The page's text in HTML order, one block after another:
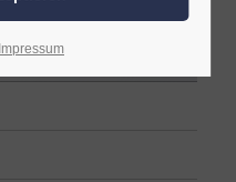
Impressum